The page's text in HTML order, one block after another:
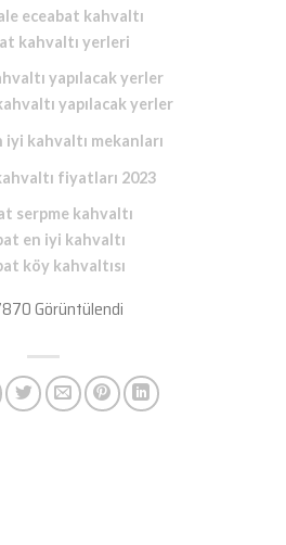
eceabat kahvaltı
kahvaltı yerleri
yapılacak yerler
yapılacak yerler
iyi kahvaltı mekanları
fiyatları 2023
serpme kahvaltı
en iyi kahvaltı
köy kahvaltısı
Görüntülendi